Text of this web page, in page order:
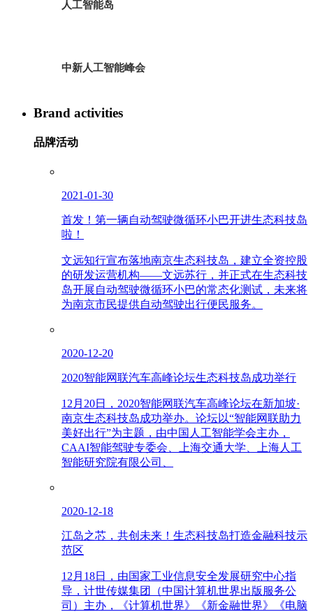
人工智能岛
中新人工智能峰会
Brand activities
品牌活动
2021-01-30
首发！第一辆自动驾驶微循环小巴开进生态科技岛
啦！
文远知行宣布落地南京生态科技岛，建立全资控股
的研发运营机构——文远苏行，并正式在生态科技
岛开展自动驾驶微循环小巴的常态化测试，未来将
为南京市民提供自动驾驶出行便民服务。
2020-12-20
2020智能网联汽车高峰论坛生态科技岛成功举行
12月20日，2020智能网联汽车高峰论坛在新加坡·
南京生态科技岛成功举办。论坛以“智能网联助力
美好出行”为主题，由中国人工智能学会主办，
CAAI智能驾驶专委会、上海交通大学、上海人工
智能研究院有限公司、
2020-12-18
江岛之芯，共创未来！生态科技岛打造金融科技示
范区
12月18日，由国家工业信息安全发展研究中心指
导，计世传媒集团（中国计算机世界出版服务公
司）主办，《计算机世界》《新金融世界》《电脑